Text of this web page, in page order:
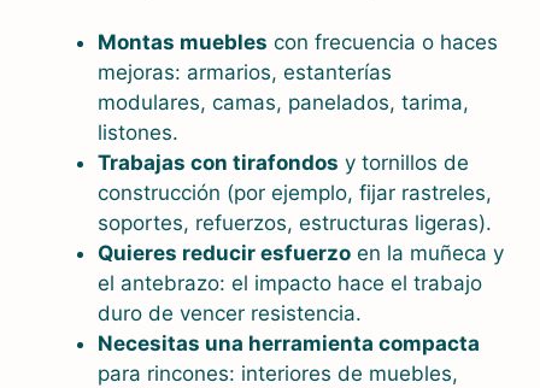
Montas muebles con frecuencia o haces
mejoras: armarios, estanterías
modulares, camas, panelados, tarima,
listones.
Trabajas con tirafondos y tornillos de
construcción (por ejemplo, fijar rastreles,
soportes, refuerzos, estructuras ligeras).
Quieres reducir esfuerzo en la muñeca y
el antebrazo: el impacto hace el trabajo
duro de vencer resistencia.
Necesitas una herramienta compacta
para rincones: interiores de muebles,